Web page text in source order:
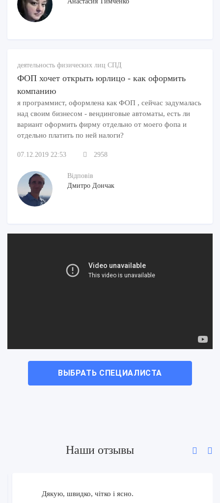
деятельность физических лиц СПД
ФОП хочет открыть юрлицо - как оформить
компанию
я программист, оформлена как ФОП , сейчас задумалась
над своим бизнесом - вендинговые автоматы, есть ли
вариант оформить фирму отдельно от моего фопа и
отдельно платить по ней налоги?
07.12.2019 22:53 2958
Відповів
Дмитро Дончак
ВЫБРАТЬ СПЕЦИАЛИСТА
Наши отзывы
Дякую, швидко, чітко і ясно.